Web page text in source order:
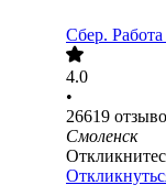
Сбер.
4.0
•
26619
Смоленск